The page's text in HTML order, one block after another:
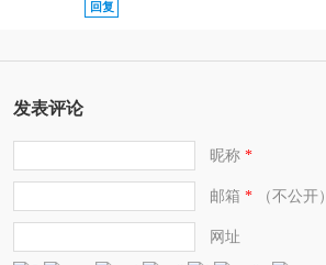
回复
发表评论
昵称*
邮箱 *（不公开）
网址